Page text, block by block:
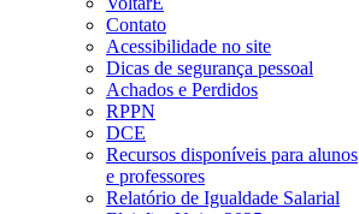
Contato
Acessibilidade no site
Dicas de segurança pessoal
Achados e Perdidos
RPPN
DCE
Recursos disponíveis para alunos
e professores
Relatório de Igualdade Salarial